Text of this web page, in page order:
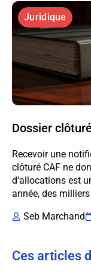
Juridique
Dossier
Recevoir une
clôturé CAF ne
d’allocations est
année, des
Seb Marchand
Ces articles